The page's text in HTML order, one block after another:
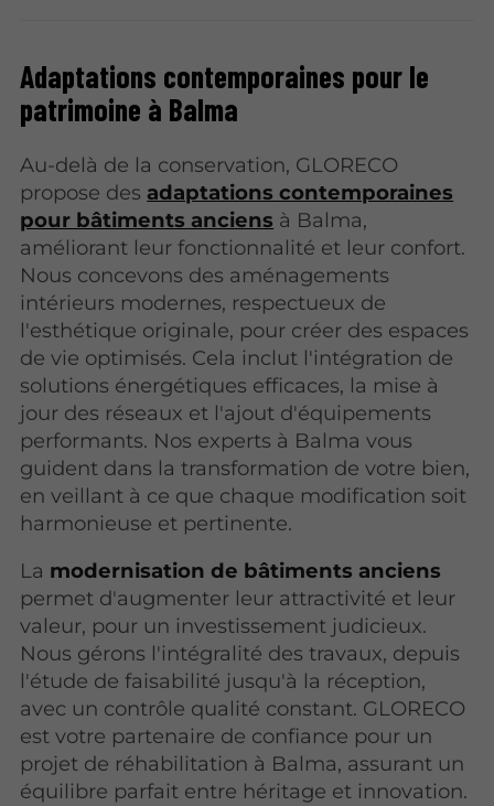
Adaptations contemporaines pour le
patrimoine à Balma
Au-delà de la conservation, GLORECO
propose des adaptations contemporaines
pour bâtiments anciens à Balma,
améliorant leur fonctionnalité et leur confort.
Nous concevons des aménagements
intérieurs modernes, respectueux de
l'esthétique originale, pour créer des espaces
de vie optimisés. Cela inclut l'intégration de
solutions énergétiques efficaces, la mise à
jour des réseaux et l'ajout d'équipements
performants. Nos experts à Balma vous
guident dans la transformation de votre bien,
en veillant à ce que chaque modification soit
harmonieuse et pertinente.
La modernisation de bâtiments anciens
permet d'augmenter leur attractivité et leur
valeur, pour un investissement judicieux.
Nous gérons l'intégralité des travaux, depuis
l'étude de faisabilité jusqu'à la réception,
avec un contrôle qualité constant. GLORECO
est votre partenaire de confiance pour un
projet de réhabilitation à Balma, assurant un
équilibre parfait entre héritage et innovation.